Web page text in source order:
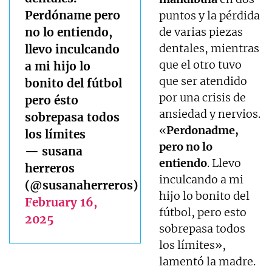
Perdóname pero
no lo entiendo,
llevo inculcando
a mi hijo lo
bonito del fútbol
pero ésto
sobrepasa todos
los límites
— susana
herreros
(@susanaherreros)
February 16,
2025
puntos y la pérdida
de varias piezas
dentales, mientras
que el otro tuvo
que ser atendido
por una crisis de
ansiedad y nervios.
«Perdonadme,
pero no lo
entiendo. Llevo
inculcando a mi
hijo lo bonito del
fútbol, pero esto
sobrepasa todos
los límites»,
lamentó la madre.